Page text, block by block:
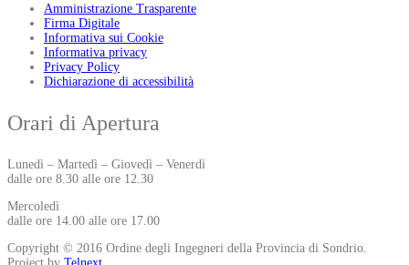
Amministrazione Trasparente
Firma Digitale
Informativa sui Cookie
Informativa privacy
Privacy Policy
Dichiarazione di accessibilità
Orari di Apertura
Lunedì – Martedì – Giovedì – Venerdì
dalle ore 8.30 alle ore 12.30
Mercoledì
dalle ore 14.00 alle ore 17.00
Copyright © 2016 Ordine degli Ingegneri della Provincia di Sondrio.